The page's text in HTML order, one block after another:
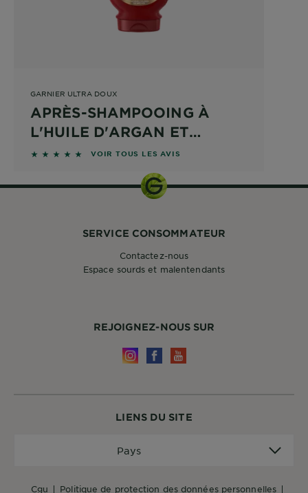
GARNIER ULTRA DOUX
APRÈS-SHAMPOOING À
L'HUILE D'ARGAN ET
CRANBERRY
4.8929 sur 5 étoiles basé sur les avis
VOIR TOUS LES AVIS
LIENS DU SITE
cgu politique de protection des données personnelles
Pays
REJOIGNEZ-NOUS SUR
SERVICE CONSOMMATEUR
Contactez-nous
Espace sourds et malentendants